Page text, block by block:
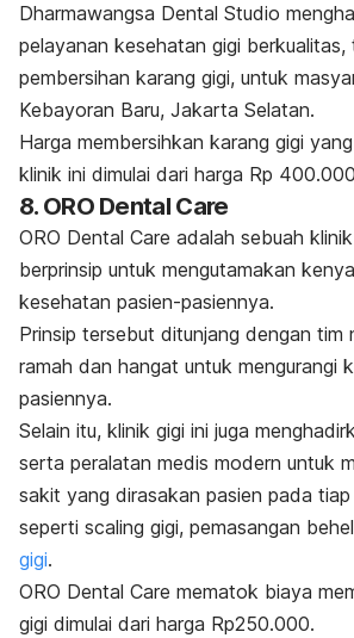
Dharmawangsa Dental Studio
pelayanan kesehatan gigi berkualitas,
pembersihan karang gigi, untuk
Kebayoran Baru, Jakarta Selatan.
Harga membersihkan karang gigi
klinik ini dimulai dari harga Rp
8. ORO Dental Care
ORO Dental Care adalah sebuah
berprinsip untuk mengutamakan
kesehatan pasien-pasiennya.
Prinsip tersebut ditunjang dengan tim
ramah dan hangat untuk mengurangi
pasiennya.
Selain itu, klinik gigi ini juga
serta peralatan medis modern untuk
sakit yang dirasakan pasien pada
seperti scaling gigi, pemasangan
gigi.
ORO Dental Care mematok biaya
gigi dimulai dari harga Rp250.000.